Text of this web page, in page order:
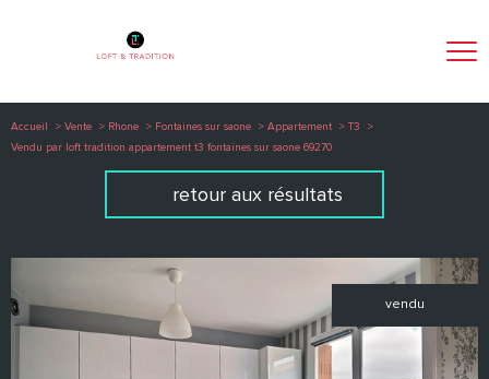
Accueil Vente Rhone Fontaines sur saone Appartement
T3
Vendu par loft tradition appartement t3 fontaines sur saone 69270
retour aux résultats
vendu